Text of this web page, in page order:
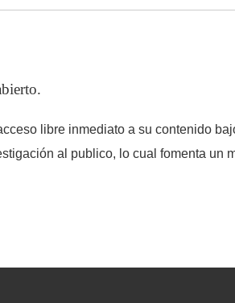
libre inmediato a su contenido
al publico, lo cual fomenta un